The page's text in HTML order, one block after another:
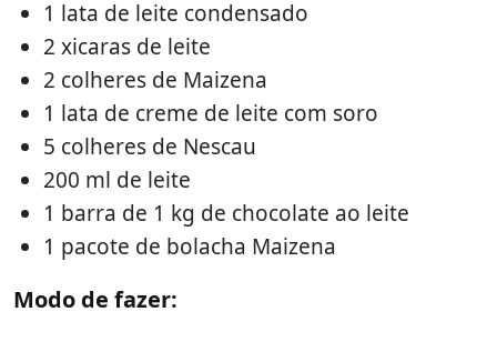
1 lata de leite condensado
2 xicaras de leite
2 colheres de Maizena
1 lata de creme de leite com soro
5 colheres de Nescau
200 ml de leite
1 barra de 1 kg de chocolate ao leite
1 pacote de bolacha Maizena
Modo de fazer: